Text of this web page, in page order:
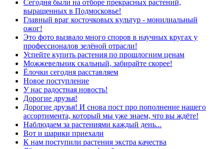
Сегодня были на отборе прекрасных растений,
выращенных в Подмосковье!
Главный враг косточковых культур - монилиальный
ожог!
Это фото вызвало много споров в научных кругах у
профессионалов зелёной отрасли!
Успейте купить растения по прошлогним ценам
Можжевельник скальный, забирайте скорее!
Ёлочки сегодня расставляем
Новое поступление
У нас радостная новость!
Дорогие друзья!
Дорогие друзья! И снова пост про пополнение нашего
ассортимента, который мы уже знаем, что вы ждёте!
Наблюдаем за растениями каждый день...
Вот и шарики приехали
К нам поступили растения экстра качества